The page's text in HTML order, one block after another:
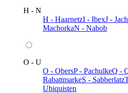
H - N
H - HaarnetzI - IbexJ - Jach
MachorkaN - Nabob
O - U
O - ObersP - PachulkeQ -
RabattmarkeS - Sabberlatz
Ubiquisten